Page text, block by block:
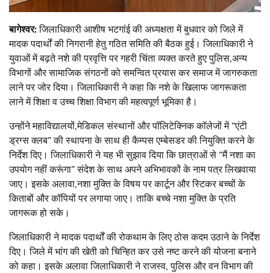
बागेश्वर:जिलाधिकारी आशीष भटगांई की अध्यक्षता में बुधवार को जिले में
मादक पदार्थों की निगरानी हेतु गठित समिति की बैठक हुई। जिलाधिकारी ने
युवाओं में बढ़ते नशे की प्रवृत्ति पर गहरी चिंता व्यक्त करते हुए पुलिस,अन्य
विभागों और सामाजिक संगठनों को समन्वित प्रयास कर समाज में जागरुकता
लाने पर जोर दिया। जिलाधिकारी ने कहा कि नशे के खिलाफ जागरूकता
लाने में शिक्षा व उच्च शिक्षा विभाग की महत्वपूर्ण भूमिका है।
उन्होंने महाविद्यालयों,मेडिकल संस्थानों और पॉलिटेक्निक कॉलेजों में “एंटी
ड्रग्स क्लब” की स्थापना के साथ ही कैम्पस एम्बेसडर की नियुक्ति करने के
निर्देश दिए। जिलाधिकारी ने यह भी सुझाव दिया कि छात्राओं से “मैं नशा का
उपयोग नहीं करूंगा” संदेश के साथ अपने अभिभावकों के नाम पत्र लिखवाया
जाए। इसके अलावा,नशा मुक्ति के विषय पर कार्टून और स्टिकर बच्चों के
किताबों और कॉपियों पर लगाया जाए। ताकि बच्चे नशा मुक्ति के प्रति
जागरूक हो सके।
जिलाधिकारी ने मादक पदार्थों की रोकथाम के लिए ठोस कदम उठाने के निर्देश
दिए। जिले में भांग की खेती को चिन्हित कर उसे नष्ट करने की योजना बनाने
को कहा। इसके अलावा जिलाधिकारी ने राजस्व, पुलिस और वन विभाग की